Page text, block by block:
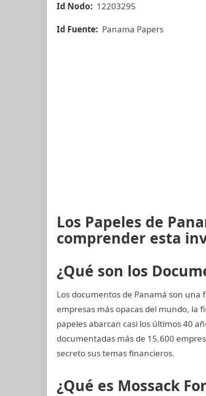
Id Nodo: 12203295
Id Fuente: Panama Papers
Los Papeles de
comprender esta
¿Qué son los
Los documentos de Panamá son
empresas más opacas del mundo, la
papeles abarcan casi los últimos 40
documentadas más de 15.600
secreto sus temas financieros.
¿Qué es Mossack